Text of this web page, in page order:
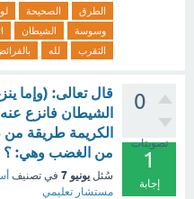
الطرق الصحيحة
وسوسة
الشيطان
التقرب
لله
0
تصويتات
1
إجابة
قال تعالى: (وإما
الشيطان فانزع
الكريمة طريقة
من الغضب وهي: ؟
سُئل يونيو 7 في تصنيف
مستشار تعليمي